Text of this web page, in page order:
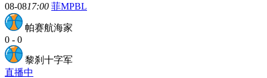
08-0817:00 菲MPBL
帕赛航海家
0 - 0
黎刹十字军
直播中